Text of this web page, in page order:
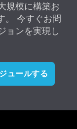
規模に構築お
。 今すぐお問
ョンを実現し
ュールする